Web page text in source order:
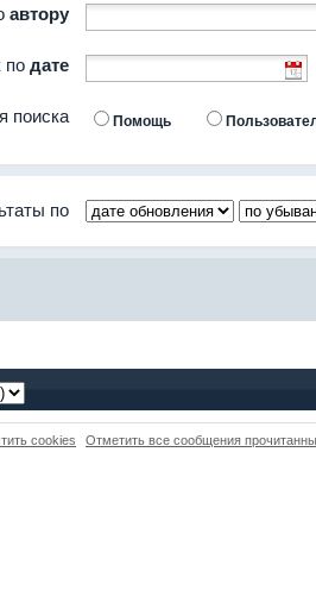
автору
по дате
поиска Помощь
по
cookies Отметить все сообщения